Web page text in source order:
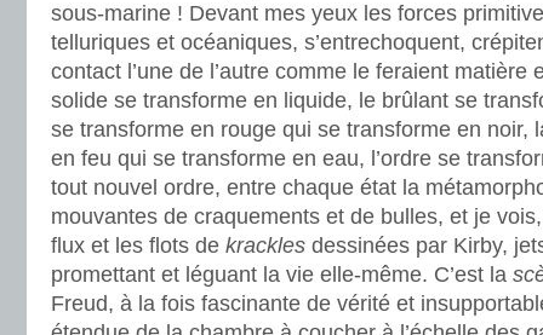
sous-marine ! Devant mes yeux les forces
telluriques et océaniques, s’entrechoquent,
contact l’une de l’autre comme le feraient
solide se transforme en liquide, le brûlant se
se transforme en rouge qui se transforme en noir,
en feu qui se transforme en eau, l’ordre se
tout nouvel ordre, entre chaque état la
mouvantes de craquements et de bulles, et je
flux et les flots de krackles dessinées par Kirby,
promettant et léguant la vie elle-même. C’est la
Freud, à la fois fascinante de vérité et